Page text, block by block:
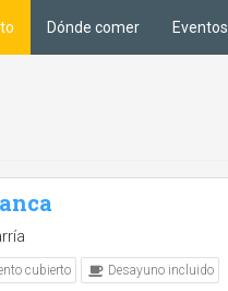
Dónde comer Eventos
cubierto Desayuno incluido